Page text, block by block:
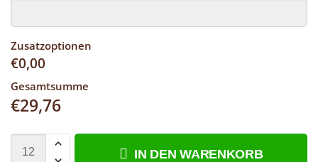
Zusatzoptionen
€0,00
Gesamtsumme
€29,76
IN DEN WARENKORB